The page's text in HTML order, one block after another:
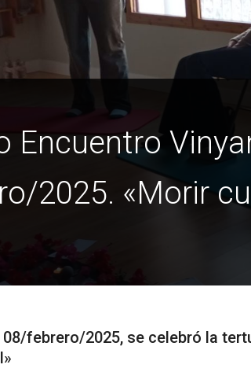
Encuentro
2025. «Morir
08/febrero/2025, se celebró la